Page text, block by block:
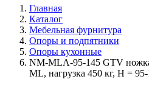
Главная
Каталог
Мебельная фурнитура
Опоры и подпятники
Опоры кухонные
NM-MLA-95-145 GTV ножка
ML, нагрузка 450 кг, H =